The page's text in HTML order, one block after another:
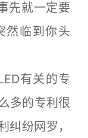
先就一定要
然临到你头
有关的专
多的专利很
纠纷网罗，